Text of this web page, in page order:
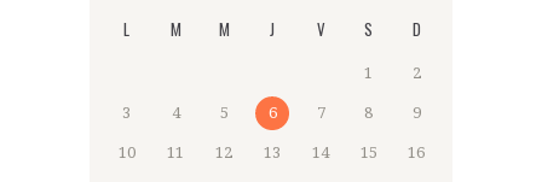
L M M J V S D
1 2
3 4 5 6 7 8 9
10 11 12 13 14 15 16